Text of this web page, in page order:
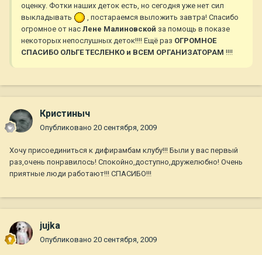
оценку. Фотки наших деток есть, но сегодня уже нет сил
выкладывать
, постараемся выложить завтра! Спасибо
огромное от нас Лене Малиновской за помощь в показе
некоторых непослушных деток!!!! Ещё раз ОГРОМНОЕ
СПАСИБО ОЛЬГЕ ТЕСЛЕНКО и ВСЕМ ОРГАНИЗАТОРАМ !!!!
Кристиныч
Опубликовано 20 сентября, 2009
Хочу присоединиться к дифирамбам клубу!!! Были у вас первый
раз,очень понравилось! Спокойно,доступно,дружелюбно! Очень
приятные люди работают!!! СПАСИБО!!!
jujka
Опубликовано 20 сентября, 2009